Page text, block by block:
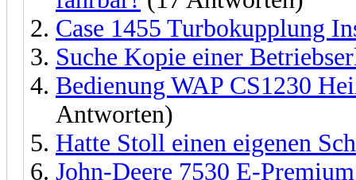
Case 1455 Turbokupplung
Suche Kopie einer
Bedienung WAP CS1230
Antworten)
Hatte Stoll einen eigenen
John-Deere 7530 E-